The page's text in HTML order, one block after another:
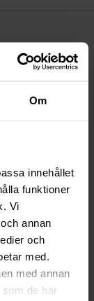
Om
innehållet
funktioner
Vi
annan
och
med.
med annan
de har